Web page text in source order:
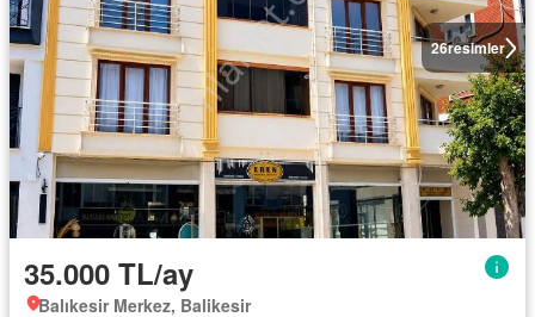
26resimler
35.000 TL/ay
Balıkesir Merkez, Balikesir